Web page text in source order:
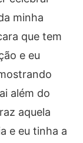
minha
que tem
e eu
além do
aquela
e eu tinha a